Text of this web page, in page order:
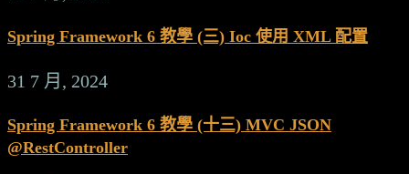
Spring Framework 6 教學 (三) Ioc 使用 XML 配置
31 7 月, 2024
Spring Framework 6 教學 (十三) MVC JSON
@RestController